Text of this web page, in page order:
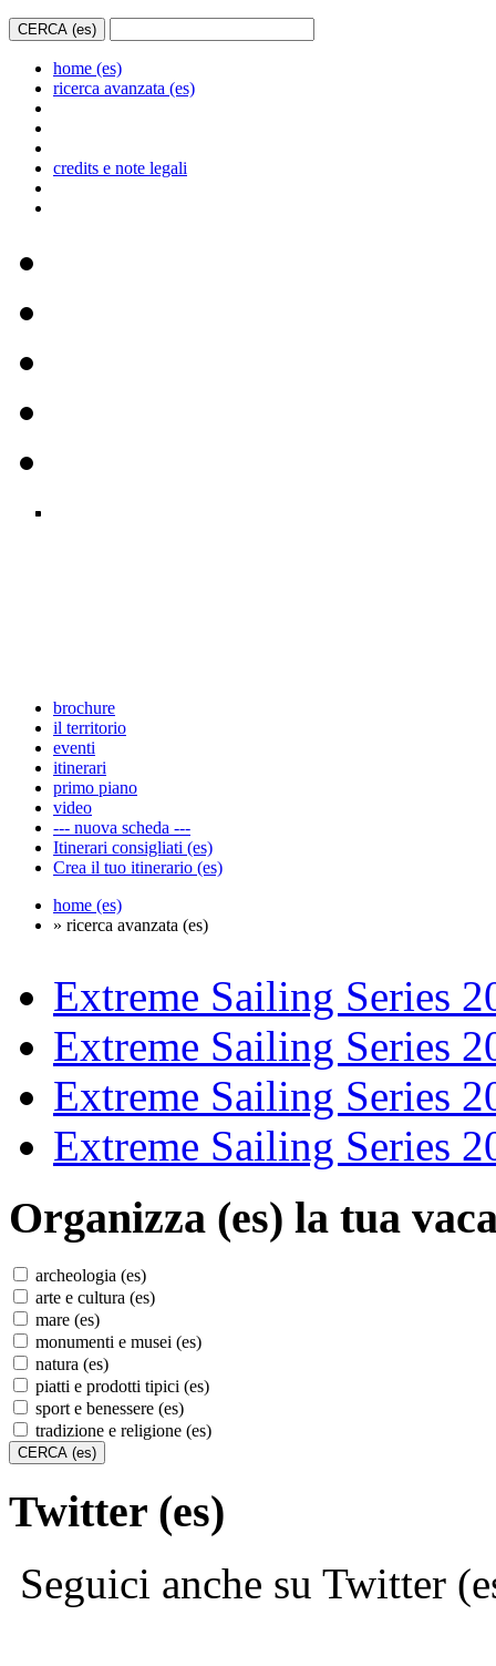
home (es)
ricerca avanzata (es)
credits e note legali
brochure
il territorio
eventi
itinerari
primo piano
video
--- nuova scheda ---
Itinerari consigliati (es)
Crea il tuo itinerario (es)
home (es)
» ricerca avanzata (es)
Extreme Sailing Series
Extreme Sailing Series
Extreme Sailing Series
Extreme Sailing Series
Organizza (es) la tua
archeologia (es)
arte e cultura (es)
mare (es)
monumenti e musei (es)
natura (es)
piatti e prodotti tipici (es)
sport e benessere (es)
tradizione e religione (es)
Twitter (es)
Seguici anche su Twitter